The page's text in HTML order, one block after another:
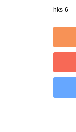
hks-6